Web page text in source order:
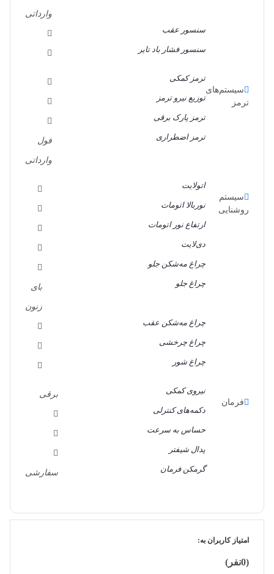
وارداتی
سنسور عقب
سنسور فشار باد تایر
سیستم‌های
ترمز
ترمز کمکی
توزیع نیرو ترمز
ترمز پارک برقی
ترمز اضطراری فول
وارداتی
سیستم‌
روشنایی
اتولایت
نوربالا اتومات
ارتفاع نور اتومات
دی‌لایت
چراغ مه‌شکن جلو
چراغ جلو بای
زنون
چراغ مه‌شکن عقب
چراغ چرخشی
چراغ شور
فرمان
نیروی کمکی
برقی
دکمه‌های کنترلی
حساس به سرعت
پدال شیفتر
گرمکن فرمان سفارشی
امتیاز کاربران به:
(0نفر)